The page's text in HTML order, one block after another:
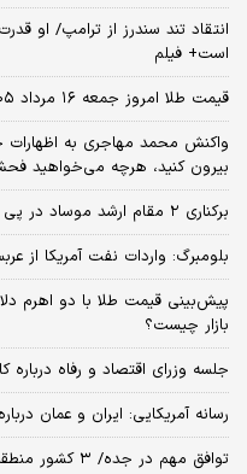
انتقاد تند سندرز از ترامپ/ او
است+ فیلم
قیمت طلا امروز جمعه ۱۶ مرداد ۱۴۰۵/ افزایش یک دلاری قیمت
واکنش محمد مهاجری به اظهارات
بیرون کنید، هرچه می‌خواهید
برکناری ۲ مقام‌ ارشد موساد در پی شکست توطئه علیه ایران
بلومبرگ: واردات نفت آمریکا از
پیش‌بینی قیمت طلا با دو اهرم
بازار چیست؟
جلسه وزرای اقتصاد و رفاه درباره
رسانه آمریکایی: ایران و عمان
توافق مهم در جده/ ۳ کشور منطقه توافقنامه نظامی امضا می‌کنند